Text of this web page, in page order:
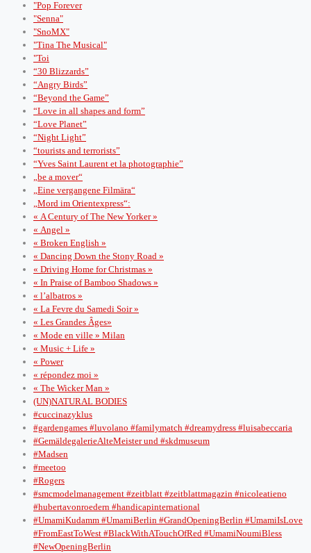
"Pop Forever
"Senna"
"SnoMX"
"Tina The Musical"
"Toi
“30 Blizzards”
“Angry Birds”
“Beyond the Game”
“Love in all shapes and form”
“Love Planet”
“Night Light”
“tourists and terrorists”
“Yves Saint Laurent et la photographie”
„be a mover“
„Eine vergangene Filmära“
„Mord im Orientexpress“:
« A Century of The New Yorker »
« Angel »
« Broken English »
« Dancing Down the Stony Road »
« Driving Home for Christmas »
« In Praise of Bamboo Shadows »
« l’albatros »
« La Fevre du Samedi Soir »
« Les Grandes Âges»
« Mode en ville » Milan
« Music + Life »
« Power
« répondez moi »
« The Wicker Man »
(UN)NATURAL BODIES
#cuccinazyklus
#gardengames #luvolano #familymatch #dreamydress #luisabeccaria
#GemäldegalerieAlteMeister und #skdmuseum
#Madsen
#meetoo
#Rogers
#smcmodelmanagement #zeitblatt #zeitblattmagazin #nicoleatieno
#hubertavonroedern #handicapinternational
#UmamiKudamm #UmamiBerlin #GrandOpeningBerlin #UmamiIsLove
#FromEastToWest #BlackWithATouchOfRed #UmamiNoumiBless
#NewOpeningBerlin